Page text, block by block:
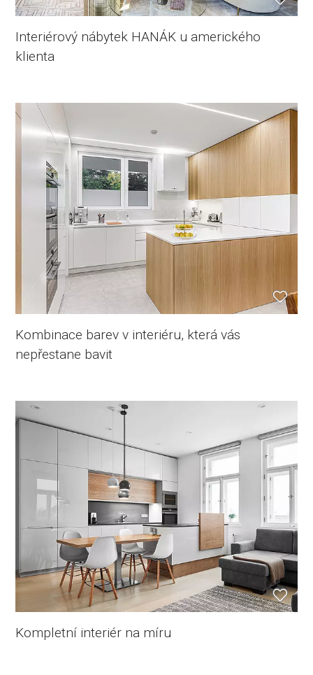
Interiérový nábytek HANÁK u amerického
klienta
Kombinace barev v interiéru, která vás
nepřestane bavit
Kompletní interiér na míru